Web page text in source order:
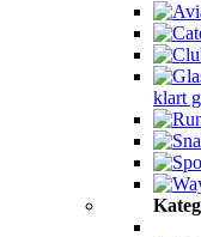
klart